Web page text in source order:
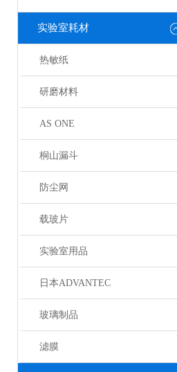
实验室耗材
热敏纸
研磨材料
AS ONE
桐山漏斗
防尘网
载玻片
实验室用品
日本ADVANTEC
玻璃制品
滤膜